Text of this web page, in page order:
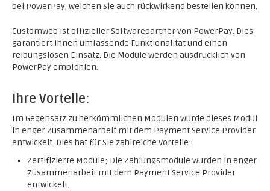
bei PowerPay, welchen Sie auch rückwirkend bestellen können.
Customweb ist offizieller Softwarepartner von PowerPay. Dies
garantiert Ihnen umfassende Funktionalität und einen
reibungslosen Einsatz. Die Module werden ausdrücklich von
PowerPay empfohlen.
Ihre Vorteile:
Im Gegensatz zu herkömmlichen Modulen wurde dieses Modul
in enger Zusammenarbeit mit dem Payment Service Provider
entwickelt. Dies hat für Sie zahlreiche Vorteile:
Zertifizierte Module; Die Zahlungsmodule wurden in enger
Zusammenarbeit mit dem Payment Service Provider
entwickelt.